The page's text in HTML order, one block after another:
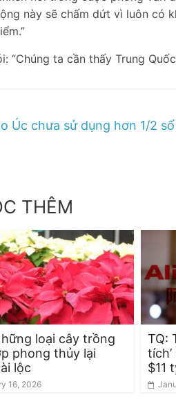
này sẽ chấm dứt vì luôn có
“Chúng ta cần thấy Trung
Úc chưa sử dụng hơn 1/2
THÊM
loại cây trồng
phong thủy lại
lộc
16, 2026
TQ:
$11